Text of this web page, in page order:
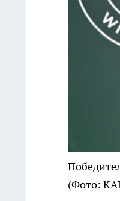
(Фото: